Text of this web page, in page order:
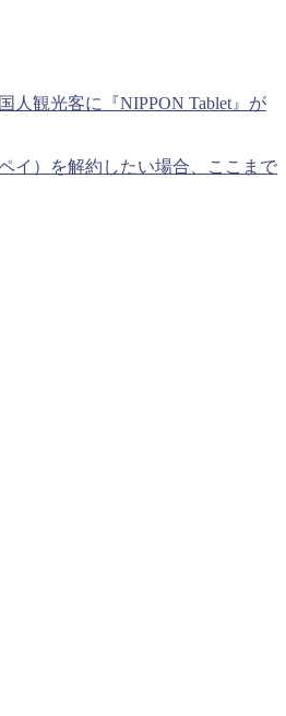
人観光客に『NIPPON Tablet』が
ペイ）を解約したい場合、ここまで